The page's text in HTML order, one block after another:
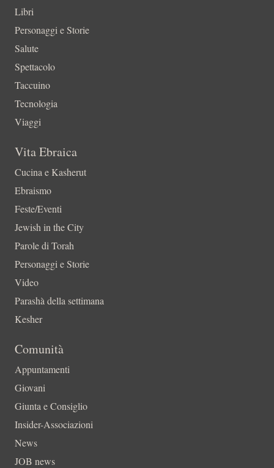
Libri
Personaggi e Storie
Salute
Spettacolo
Taccuino
Tecnologia
Viaggi
Vita Ebraica
Cucina e Kasherut
Ebraismo
Feste/Eventi
Jewish in the City
Parole di Torah
Personaggi e Storie
Video
Parashà della settimana
Kesher
Comunità
Appuntamenti
Giovani
Giunta e Consiglio
Insider-Associazioni
News
JOB news